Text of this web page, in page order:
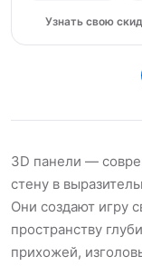
Узнать свою
3D панели —
стену в
Они создают игру
пространству
прихожей,